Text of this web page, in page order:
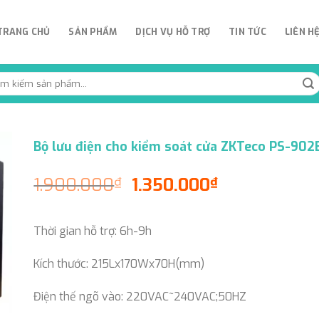
CHỦ SẢN PHẨM DỊCH VỤ HỖ TRỢ TIN TỨC LIÊN
Bộ lưu điện cho kiểm soát cửa ZKTeco PS-
1.900.000₫ Original
1.900.000₫.
1.350.000₫Current
Thời gian hỗ trợ: 6h-9h
Kích thước: 215Lx170Wx70H(mm)
Điện thế ngõ vào: 220VAC~240VAC;50HZ